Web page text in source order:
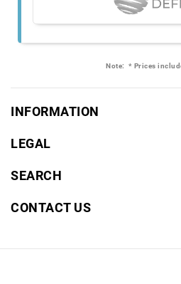
Note: * Prices
INFORMATION
LEGAL
SEARCH
CONTACT US